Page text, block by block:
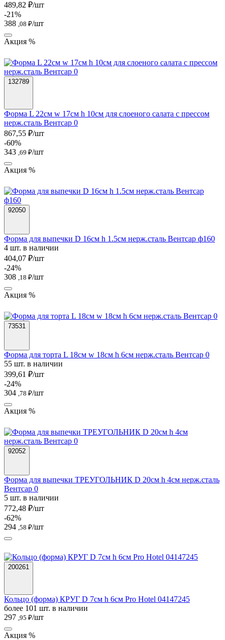
489,82 ₽/шт
-21%
388 ,08 ₽/шт
Акция %
132789
Форма L 22см w 17cм h 10см для слоеного салата с прессом
нерж.сталь Вентсар 0
867,55 ₽/шт
-60%
343 ,69 ₽/шт
Акция %
92050
Форма для выпечки D 16см h 1.5см нерж.сталь Вентсар ф160
4 шт. в наличии
404,07 ₽/шт
-24%
308 ,18 ₽/шт
Акция %
73531
Форма для торта L 18см w 18см h 6см нерж.сталь Вентсар 0
55 шт. в наличии
399,61 ₽/шт
-24%
304 ,78 ₽/шт
Акция %
92052
Форма для выпечки ТРЕУГОЛЬНИК D 20см h 4см нерж.сталь
Вентсар 0
5 шт. в наличии
772,48 ₽/шт
-62%
294 ,58 ₽/шт
200261
Кольцо (форма) КРУГ D 7см h 6см Pro Hotel 04147245
более 101 шт. в наличии
297 ,95 ₽/шт
Акция %